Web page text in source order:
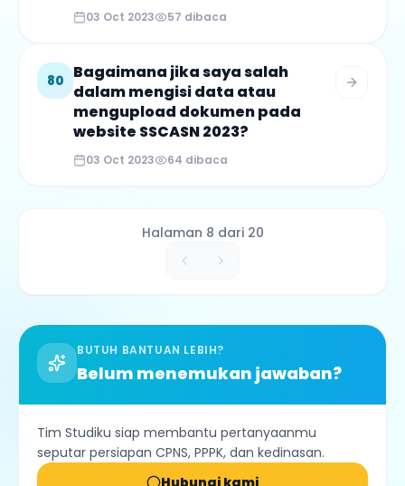
03 Oct 2023 57 dibaca
80 Bagaimana jika saya salah
dalam mengisi data atau
mengupload dokumen pada
website SSCASN 2023?
03 Oct 2023 64 dibaca
Halaman 8 dari 20
BUTUH BANTUAN LEBIH?
Belum menemukan jawaban?
Tim Studiku siap membantu pertanyaanmu
seputar persiapan CPNS, PPPK, dan kedinasan.
Hubungi kami